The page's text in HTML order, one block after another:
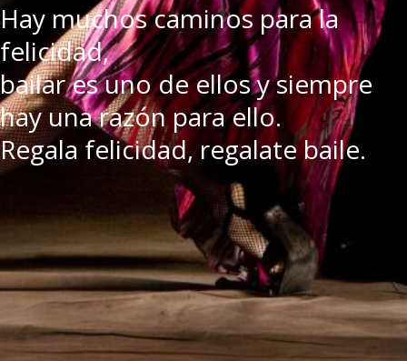
Hay muchos caminos para la
felicidad,
bailar es uno de ellos y siempre
hay una razón para ello.
Regala felicidad, regalate baile.